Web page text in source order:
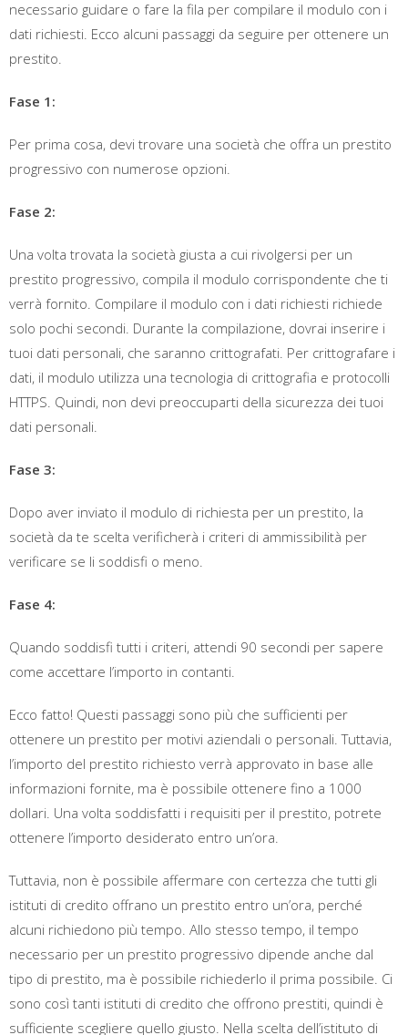
necessario guidare o fare la fila per compilare il modulo con i
dati richiesti. Ecco alcuni passaggi da seguire per ottenere un
prestito.
Fase 1:
Per prima cosa, devi trovare una società che offra un prestito
progressivo con numerose opzioni.
Fase 2:
Una volta trovata la società giusta a cui rivolgersi per un
prestito progressivo, compila il modulo corrispondente che ti
verrà fornito. Compilare il modulo con i dati richiesti richiede
solo pochi secondi. Durante la compilazione, dovrai inserire i
tuoi dati personali, che saranno crittografati. Per crittografare i
dati, il modulo utilizza una tecnologia di crittografia e protocolli
HTTPS. Quindi, non devi preoccuparti della sicurezza dei tuoi
dati personali.
Fase 3:
Dopo aver inviato il modulo di richiesta per un prestito, la
società da te scelta verificherà i criteri di ammissibilità per
verificare se li soddisfi o meno.
Fase 4:
Quando soddisfi tutti i criteri, attendi 90 secondi per sapere
come accettare l’importo in contanti.
Ecco fatto! Questi passaggi sono più che sufficienti per
ottenere un prestito per motivi aziendali o personali. Tuttavia,
l’importo del prestito richiesto verrà approvato in base alle
informazioni fornite, ma è possibile ottenere fino a 1000
dollari. Una volta soddisfatti i requisiti per il prestito, potrete
ottenere l’importo desiderato entro un’ora.
Tuttavia, non è possibile affermare con certezza che tutti gli
istituti di credito offrano un prestito entro un’ora, perché
alcuni richiedono più tempo. Allo stesso tempo, il tempo
necessario per un prestito progressivo dipende anche dal
tipo di prestito, ma è possibile richiederlo il prima possibile. Ci
sono così tanti istituti di credito che offrono prestiti, quindi è
sufficiente scegliere quello giusto. Nella scelta dell’istituto di